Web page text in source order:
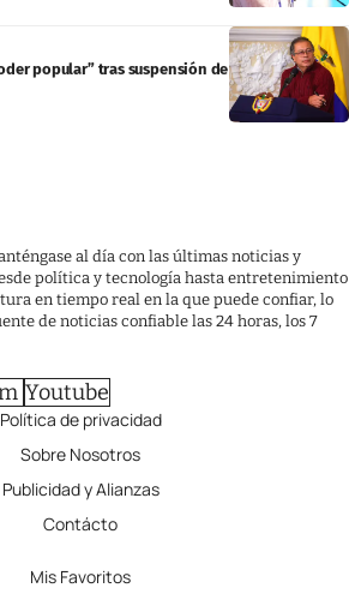
popular” tras suspensión de la Consulta por
al día con las últimas noticias y
política y tecnología hasta entretenimiento
en tiempo real en la que puede confiar, lo
de noticias confiable las 24 horas, los 7
Youtube
Política de privacidad
Sobre Nosotros
Publicidad y Alianzas
Contácto
Mis Favoritos